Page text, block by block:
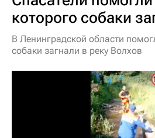
которого собаки
В Ленинградской области
собаки загнали в реку Волхов